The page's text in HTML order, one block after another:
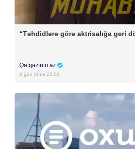
“Təhdidlərə görə aktrisalığa geri
Qafqazinfo.az
2 gün öncə 23:01